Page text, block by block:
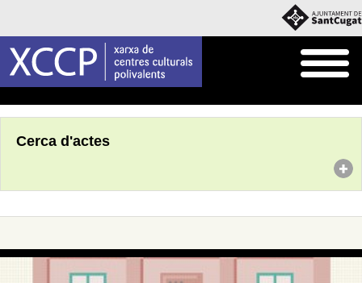
Cerca d'actes